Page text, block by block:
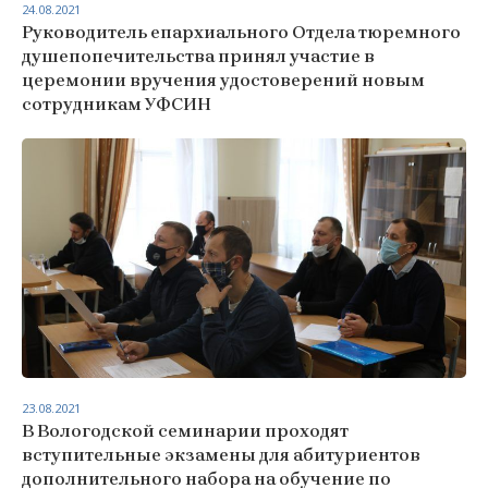
Руководитель епархиального Отдела тюремного
душепопечительства принял участие в
церемонии вручения удостоверений новым
сотрудникам УФСИН
24.08.2021
В Вологодской семинарии проходят
вступительные экзамены для абитуриентов
дополнительного набора на обучение по
23.08.2021